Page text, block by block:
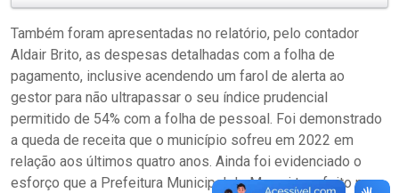
Também foram apresentadas no relatório, pelo contador
Aldair Brito, as despesas detalhadas com a folha de
pagamento, inclusive acendendo um farol de alerta ao
gestor para não ultrapassar o seu índice prudencial
permitido de 54% com a folha de pessoal. Foi demonstrado
a queda de receita que o município sofreu em 2022 em
relação aos últimos quatro anos. Ainda foi evidenciado o
esforço que a Prefeitura Municipal de Mucuri tem feito para